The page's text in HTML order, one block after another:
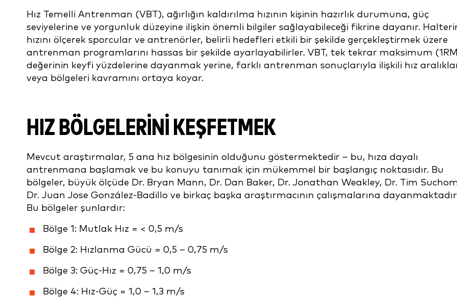
Hız Temelli Antrenman (VBT), ağırlığın kaldırılma hızının kişinin hazırlık durumuna, güç
seviyelerine ve yorgunluk düzeyine ilişkin önemli bilgiler sağlayabileceği fikrine dayanır.
hızını ölçerek sporcular ve antrenörler, belirli hedefleri etkili bir şekilde gerçekleştirmek üzere
antrenman programlarını hassas bir şekilde ayarlayabilirler. VBT, tek tekrar maksimum
değerinin keyfi yüzdelerine dayanmak yerine, farklı antrenman sonuçlarıyla ilişkili hız
veya bölgeleri kavramını ortaya koyar.
HIZ BÖLGELERINI KEŞFETMEK
Mevcut araştırmalar, 5 ana hız bölgesinin olduğunu göstermektedir – bu, hıza dayalı
antrenmana başlamak ve bu konuyu tanımak için mükemmel bir başlangıç noktasıdır. Bu
bölgeler, büyük ölçüde Dr. Bryan Mann, Dr. Dan Baker, Dr. Jonathan Weakley, Dr. Tim
Dr. Juan Jose González-Badillo ve birkaç başka araştırmacının çalışmalarına
Bu bölgeler şunlardır:
Bölge 1: Mutlak Hız = < 0,5 m/s
Bölge 2: Hızlanma Gücü = 0,5 – 0,75 m/s
Bölge 3: Güç-Hız = 0,75 – 1,0 m/s
Bölge 4: Hız-Güç = 1,0 – 1,3 m/s